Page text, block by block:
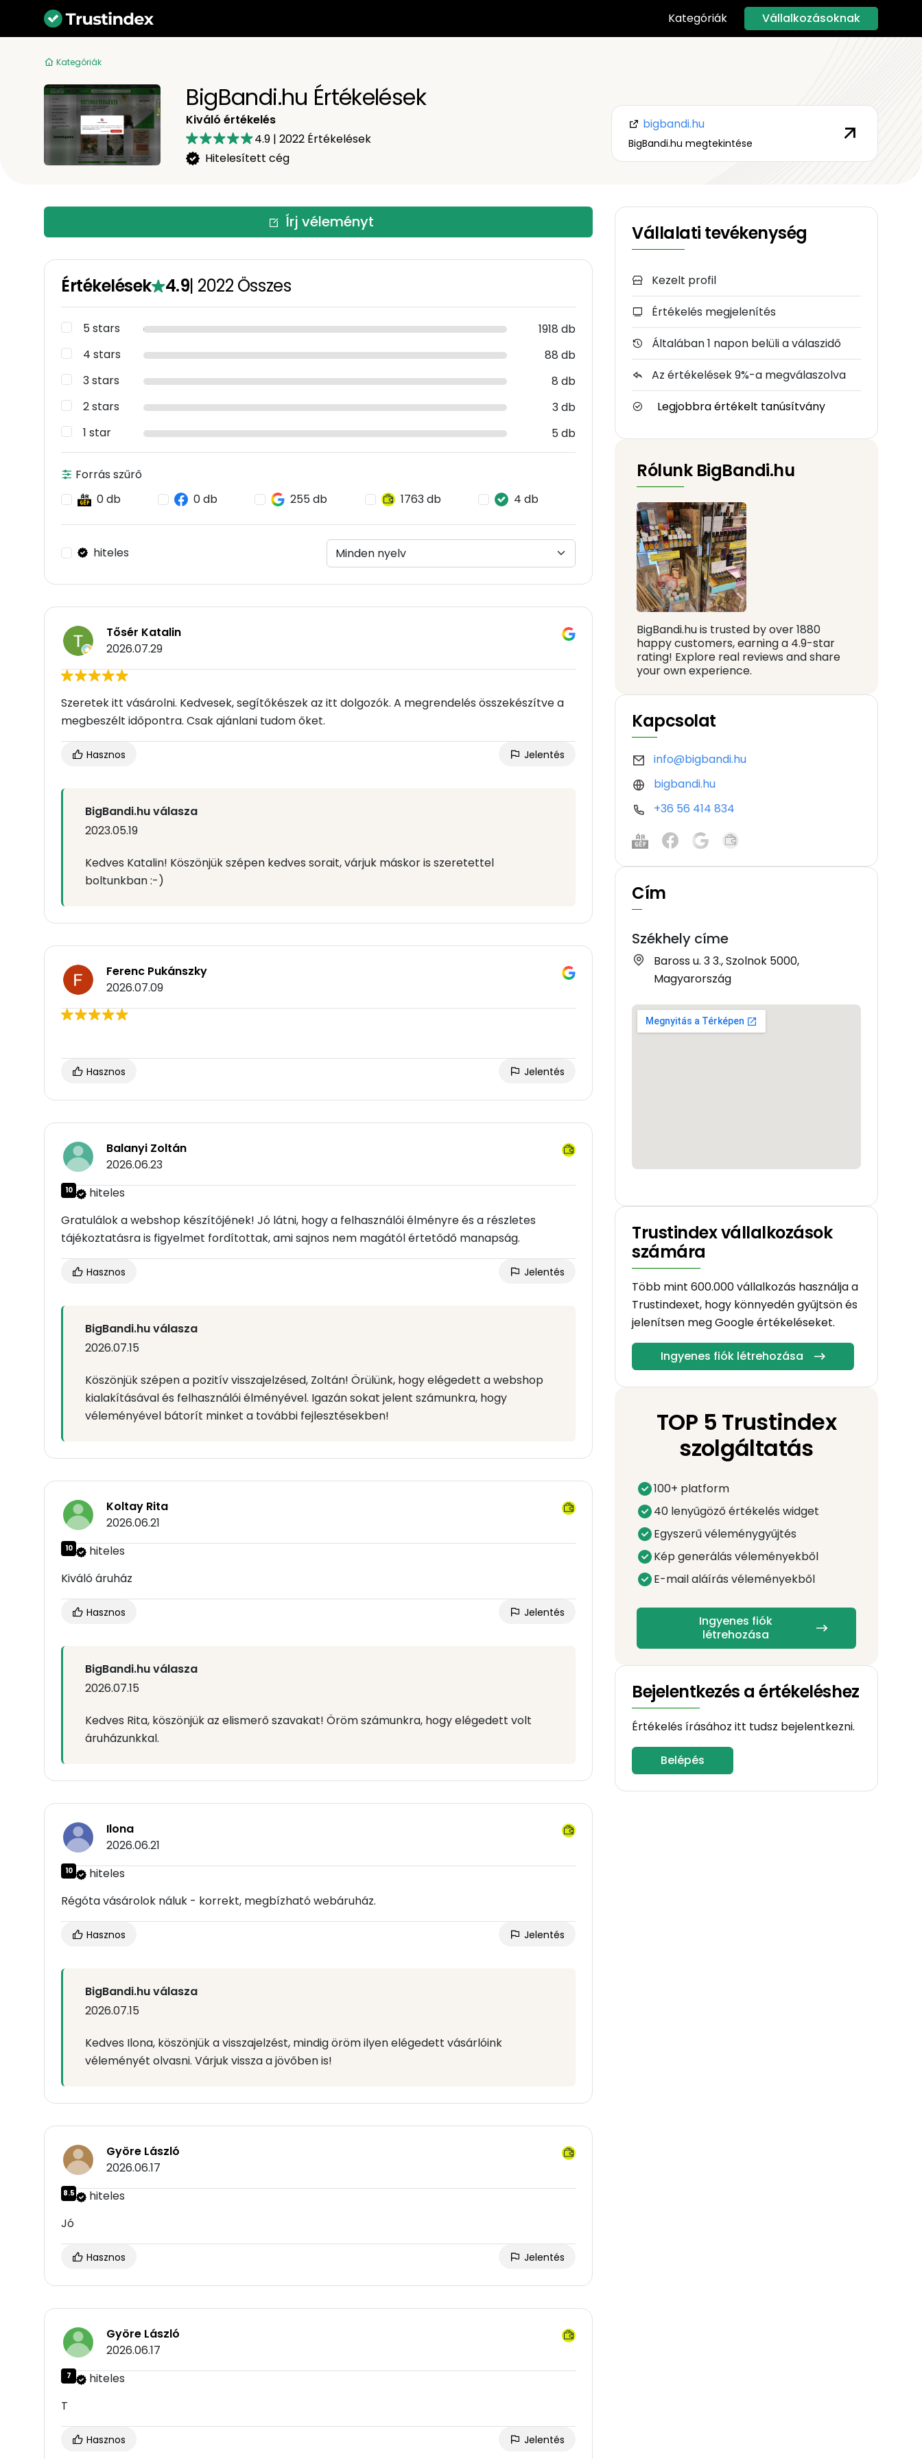
Kategóriák Vállalkozásoknak
Kategóriák
BigBandi.hu Értékelések
Kiváló értékelés
4.9 | 2022Értékelések
Hitelesített cég
bigbandi.hu
BigBandi.hu megtekintése
Írj véleményt
Értékelések 4.9| 2022 Összes
5 stars
1918 db
4 stars
88 db
3 stars
8 db
2 stars
3 db
1 star
5 db
Forrás szűrő
0 db
0 db 255 db 1763 db 4 db
hiteles
Tősér Katalin
2026.07.29
Szeretek itt vásárolni. Kedvesek, segítőkészek az itt dolgozók. A megrendelés összekészítve a
megbeszélt időpontra. Csak ajánlani tudom őket.
Hasznos Jelentés
BigBandi.hu válasza
2023.05.19
Kedves Katalin! Köszönjük szépen kedves sorait, várjuk máskor is szeretettel
boltunkban :-)
Ferenc Pukánszky
2026.07.09
Hasznos Jelentés
Balanyi Zoltán
2026.06.23
10
hiteles
Gratulálok a webshop készítőjének! Jó látni, hogy a felhasználói élményre és a részletes
tájékoztatásra is figyelmet fordítottak, ami sajnos nem magától értetődő manapság.
Hasznos Jelentés
BigBandi.hu válasza
2026.07.15
Köszönjük szépen a pozitív visszajelzésed, Zoltán! Örülünk, hogy elégedett a webshop
kialakításával és felhasználói élményével. Igazán sokat jelent számunkra, hogy
véleményével bátorít minket a további fejlesztésekben!
Koltay Rita
2026.06.21
10
hiteles
Kiváló áruház
Hasznos Jelentés
BigBandi.hu válasza
2026.07.15
Kedves Rita, köszönjük az elismerő szavakat! Öröm számunkra, hogy elégedett volt
áruházunkkal.
Ilona
2026.06.21
10
hiteles
Régóta vásárolok náluk - korrekt, megbízható webáruház.
Hasznos Jelentés
BigBandi.hu válasza
2026.07.15
Kedves Ilona, köszönjük a visszajelzést, mindig öröm ilyen elégedett vásárlóink
véleményét olvasni. Várjuk vissza a jövőben is!
Györe László
2026.06.17
8.5
hiteles
Jó
Hasznos Jelentés
Györe László
2026.06.17
7
hiteles
T
Hasznos Jelentés
Vállalati tevékenység
Kezelt profil
Értékelés megjelenítés
Általában 1 napon belüli a válaszidő
Az értékelések 9%-a megválaszolva
Legjobbra értékelt tanúsítvány
Rólunk BigBandi.hu
BigBandi.hu is trusted by over 1880
happy customers, earning a 4.9-star
rating! Explore real reviews and share
your own experience.
Kapcsolat
info@bigbandi.hu
bigbandi.hu
+36 56 414 834
Cím
Székhely címe
Baross u. 3 3., Szolnok 5000,
Magyarország
Trustindex vállalkozások
számára
Több mint 600.000 vállalkozás használja a
Trustindexet, hogy könnyedén gyűjtsön és
jelenítsen meg Google értékeléseket.
Ingyenes fiók létrehozása
TOP 5 Trustindex
szolgáltatás
100+ platform
40 lenyűgöző értékelés widget
Egyszerű véleménygyűjtés
Kép generálás véleményekből
E-mail aláírás véleményekből
Ingyenes fiók
létrehozása
Bejelentkezés a értékeléshez
Értékelés írásához itt tudsz bejelentkezni.
Belépés